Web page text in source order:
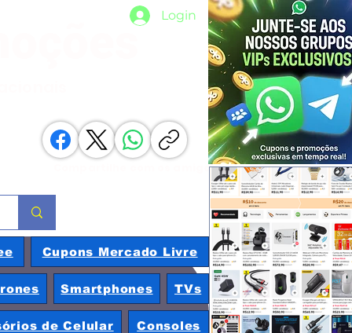
Login
Compartilhe com os amigos
Cupons Mercado Livre
Smartphones TVs
de Celular Consoles